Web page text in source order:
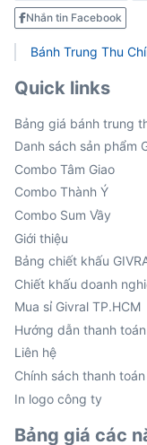
Nhắn tin Facebook
Bánh Trung Thu
Quick links
Bảng giá bánh trung
Danh sách sản phẩm
Combo Tâm Giao
Combo Thành Ý
Combo Sum Vầy
Giới thiệu
Bảng chiết khấu
Chiết khấu doanh
Mua sỉ Givral TP.HCM
Hướng dẫn thanh toán
Liên hệ
Chính sách thanh
In logo công ty
Bảng giá các